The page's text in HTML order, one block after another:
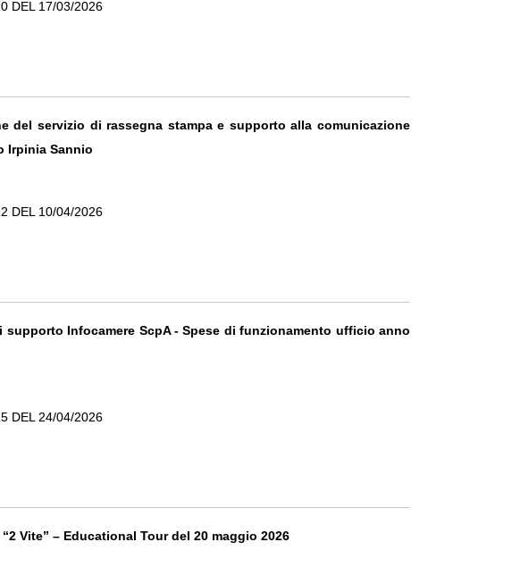
DEL 17/03/2026
del servizio di rassegna stampa e supporto alla comunicazione
Irpinia Sannio
DEL 10/04/2026
supporto Infocamere ScpA - Spese di funzionamento ufficio anno
DEL 24/04/2026
Vite” – Educational Tour del 20 maggio 2026